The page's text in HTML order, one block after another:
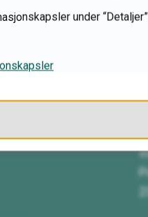
under